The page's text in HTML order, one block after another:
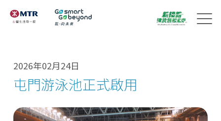
2026年02月24日
屯門游泳池正式啟用